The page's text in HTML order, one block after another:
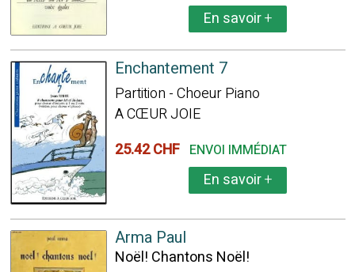
En savoir+
Enchantement 7
Partition - Choeur Piano
A CŒUR JOIE
25.42 CHF ENVOI IMMÉDIAT
En savoir+
Arma Paul
Noël! Chantons Noël!